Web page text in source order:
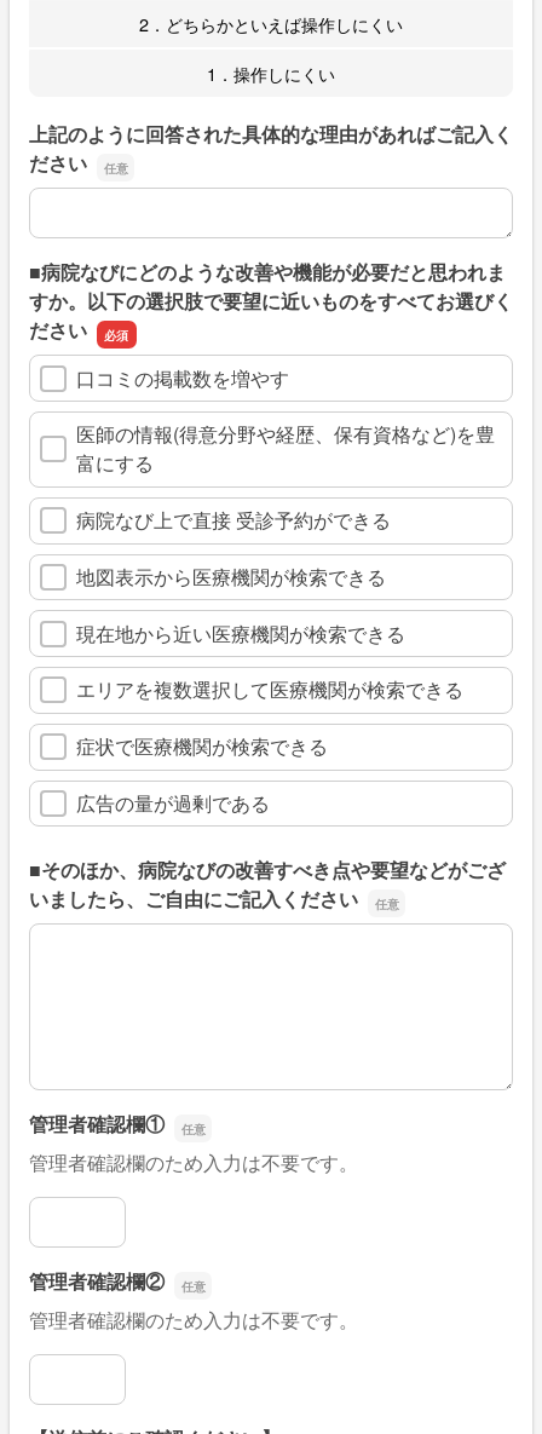
2．どちらかといえば操作しにくい
1．操作しにくい
上記のように回答された具体的な理由があればご記入く
ださい
上記のように回答された具体的な理由があればご記入くだ
■病院なびにどのような改善や機能が必要だと思われま
すか。以下の選択肢で要望に近いものをすべてお選びく
ださい
口コミの掲載数を増やす
医師の情報(得意分野や経歴、保有資格など)を豊
富にする
病院なび上で直接 受診予約ができる
地図表示から医療機関が検索できる
現在地から近い医療機関が検索できる
エリアを複数選択して医療機関が検索できる
症状で医療機関が検索できる
広告の量が過剰である
■そのほか、病院なびの改善すべき点や要望などがござ
いましたら、ご自由にご記入ください
■そのほか、病院なびの改善すべき点や要望などがござい
管理者確認欄①
管理者確認欄のため入力は不要です。
管理者確認欄①
管理者確認欄②
管理者確認欄のため入力は不要です。
管理者確認欄②